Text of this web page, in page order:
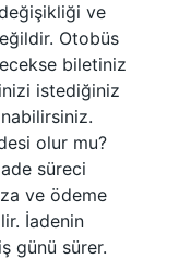
ve
Otobüs
biletiniz
istediğiniz
olur mu?
süreci
ve ödeme
İadenin
günü sürer.